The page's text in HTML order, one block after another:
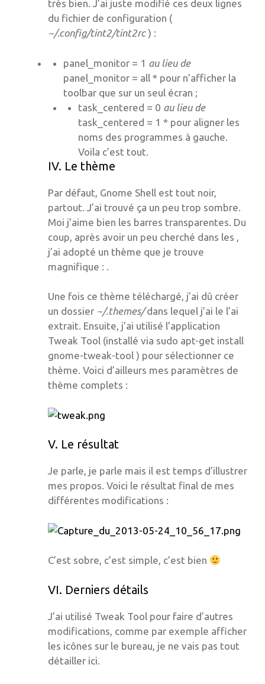
très bien. J’ai juste modifié ces deux lignes
du fichier de configuration (
~/.config/tint2/tint2rc) :
panel_monitor = 1 au lieu de
panel_monitor = all * pour n’afficher la
toolbar que sur un seul écran ;
task_centered = 0 au lieu de
task_centered = 1 * pour aligner les
noms des programmes à gauche.
Voila c’est tout.
IV. Le thème
Par défaut, Gnome Shell est tout noir,
partout. J’ai trouvé ça un peu trop sombre.
Moi j’aime bien les barres transparentes. Du
coup, après avoir un peu cherché dans les ,
j’ai adopté un thème que je trouve
magnifique : .
Une fois ce thème téléchargé, j’ai dû créer
un dossier ~/.themes/dans lequel j’ai le l’ai
extrait. Ensuite, j’ai utilisé l’application
Tweak Tool (installé via sudo apt-get install
gnome-tweak-tool ) pour sélectionner ce
thème. Voici d’ailleurs mes paramètres de
thème complets :
V. Le résultat
Je parle, je parle mais il est temps d’illustrer
mes propos. Voici le résultat final de mes
différentes modifications :
C’est sobre, c’est simple, c’est bien
VI. Derniers détails
J’ai utilisé Tweak Tool pour faire d’autres
modifications, comme par exemple afficher
les icônes sur le bureau, je ne vais pas tout
détailler ici.